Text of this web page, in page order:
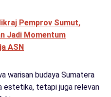
Pemprov Sumut,
Jadi Momentum
ASN
warisan budaya Sumatera
estetika, tetapi juga relevan